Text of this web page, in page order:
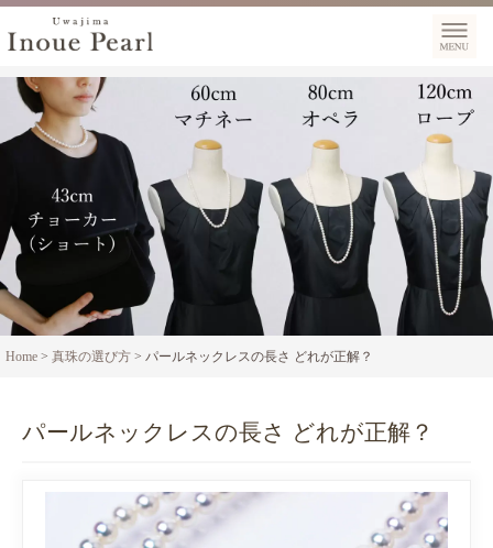
Home > 真珠の選び方 > パールネックレスの長さ どれが正解？
パールネックレスの長さ どれが正解？